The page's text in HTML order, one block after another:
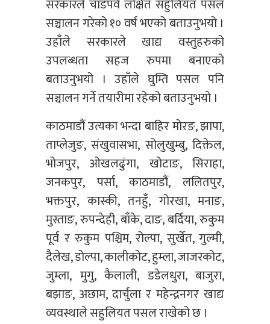
सरकारले चाडपर्व लक्षित सहुलियत पसल
सञ्चालन गरेको १० वर्ष भएको बताउनुभयो ।
उहाँले सरकारले खाद्य वस्तुहरुको
उपलब्धता सहज रुपमा बनाएको
बताउनुभयो । उहाँले घुम्ति पसल पनि
सञ्चालन गर्ने तयारीमा रहेको बताउनुभयो ।
काठमाडौं उत्यका भन्दा बाहिर मोरङ, झापा,
ताप्लेजुङ, संखुवासभा, सोलुखुम्बु, दिक्तेल,
भोजपुर, ओखलढुंगा, खोटाङ, सिराहा,
जनकपुर, पर्सा, काठमाडौं, ललितपुर,
भक्तपुर, कास्की, तनहुँ, गोरखा, मनाङ,
मुस्ताङ, रुपन्देही, बाँके, दाङ, बर्दिया, रुकुम
पूर्व र रुकुम पश्चिम, रोल्पा, सुर्खेत, गुल्मी,
दैलेख, डोल्पा, कालीकोट, हुम्ला, जाजरकोट,
जुम्ला, मुगु, कैलाली, डडेलधुरा, बाजुरा,
बझाङ, अछाम, दार्चुला र महेन्द्रनगर खाद्य
व्यवस्थाले सहुलियत पसल राखेको छ ।